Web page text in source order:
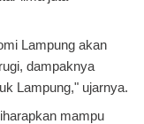
Lampung akan
dampaknya
Lampung," ujarnya.
mampu